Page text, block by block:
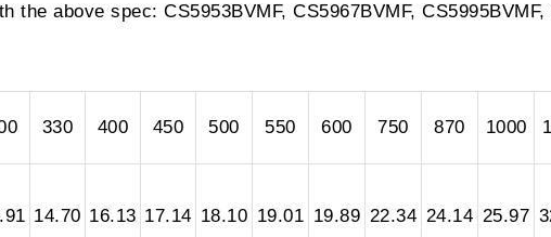
the above spec: CS5953BVMF, CS5967BVMF, CS5995BVMF,
330 400 450 500 550 600 750 870 1000
14.70 16.13 17.14 18.10 19.01 19.89 22.34 24.14 25.97